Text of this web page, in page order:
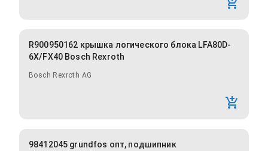
R900950162 крышка логического блока LFA80D-
6X/FX40 Bosch Rexroth
Bosch Rexroth AG
98412045 grundfos опт, подшипник